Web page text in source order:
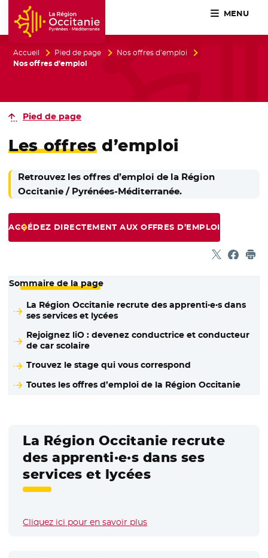
Accueil Région Occitanie / Pyrénées-Méditerranée
MENU
Accueil Pied de page
Nos offres d’emploi
Nos offres d’emploi
Pied de page
Les offresd’emploi
Retrouvez les offres d’emploi de la Région
Occitanie / Pyrénées-Méditerranée.
ACCÉDEZ DIRECTEMENT AUX OFFRES D’EMPLOI
Partager
- Nouvelle
-
Sommaire de la page
La Région Occitanie recrute des apprenti·e·s dans
ses services et lycées
Rejoignez liO : devenez conductrice et conducteur
de car scolaire
Trouvez le stage qui vous correspond
Toutes les offres d’emploi de la Région Occitanie
La Région Occitanie recrute
des apprenti·e·s dans ses
services et lycées
Cliquez ici pour en savoir plus